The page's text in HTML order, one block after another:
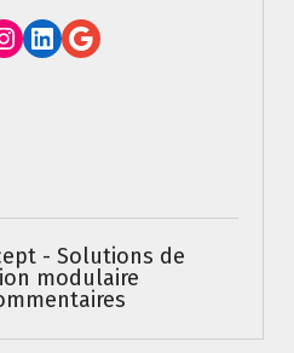
LinkedIn Google
- Solutions de
modulaire